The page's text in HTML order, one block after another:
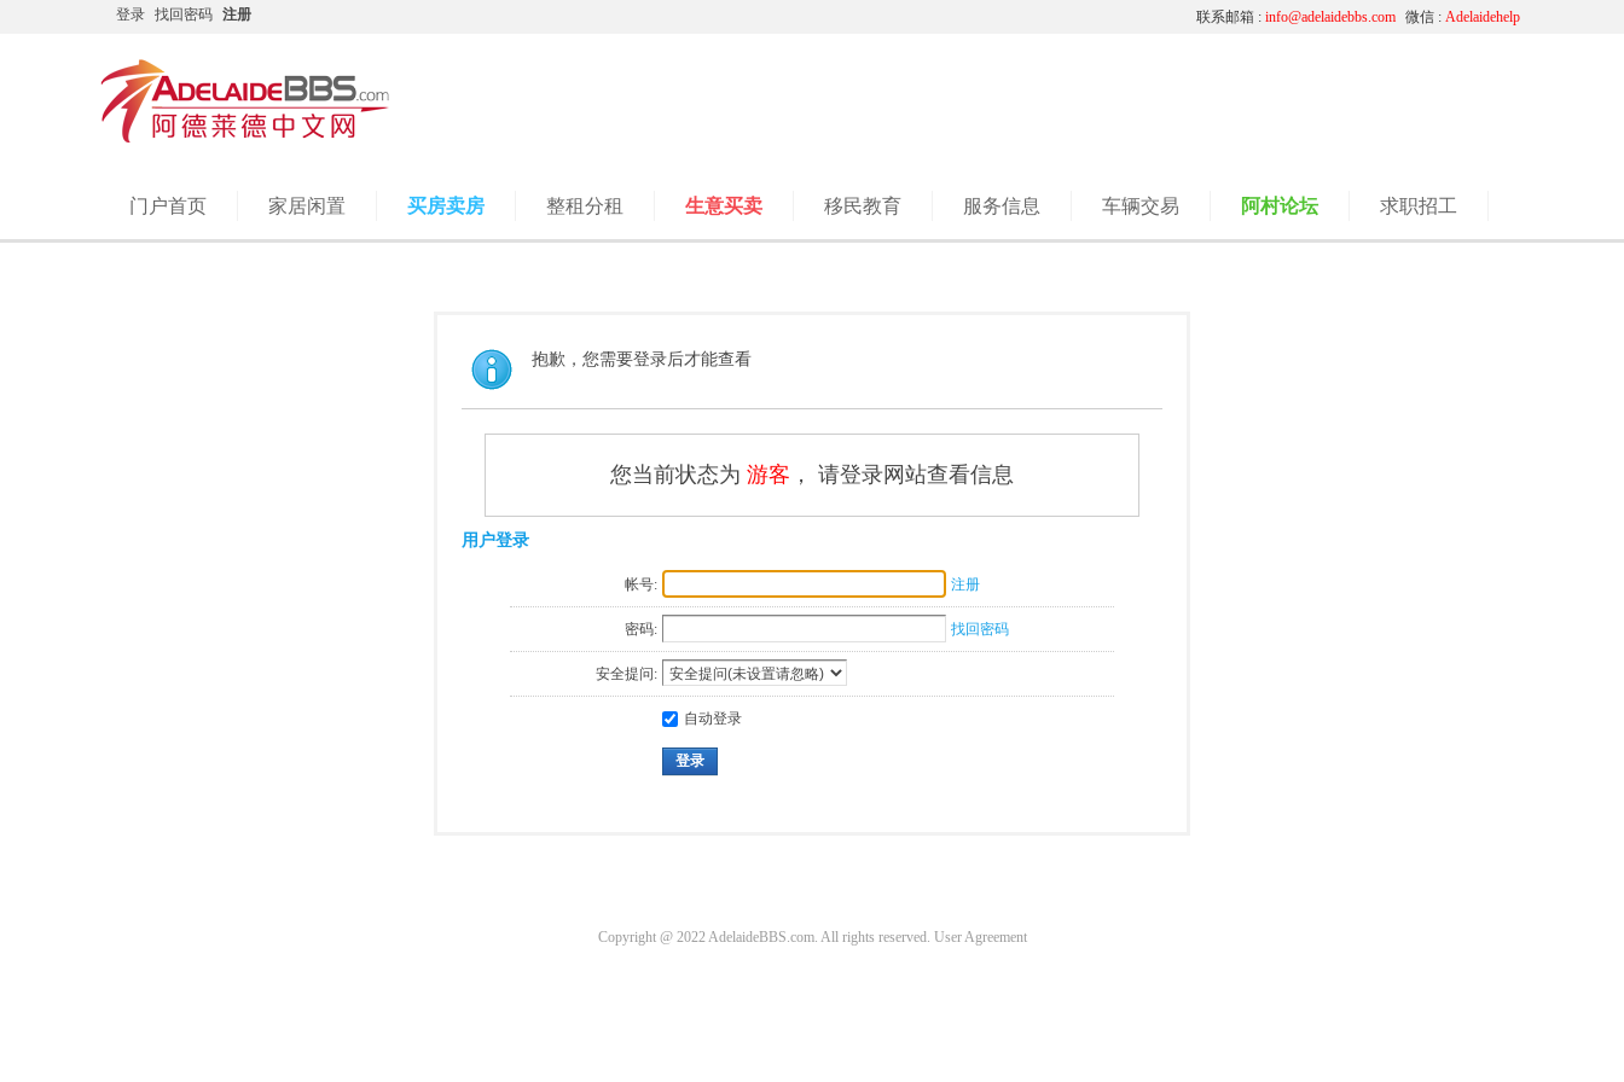
登录 找回密码 注册 微信 : Adelaidehelp
联系邮箱 : info@adelaidebbs.com
门户首页 家居闲置 买房卖房 整租分租 生意买卖 移民教育 服务信息 车辆交易 阿村论坛 求职招工
抱歉，您需要登录后才能查看
您当前状态为 游客 ， 请登录网站查看信息
用户登录
帐号: 注册
密码: 找回密码
安全提问:
自动登录
登录
Copyright @ 2022 AdelaideBBS.com. All rights reserved. User Agreement